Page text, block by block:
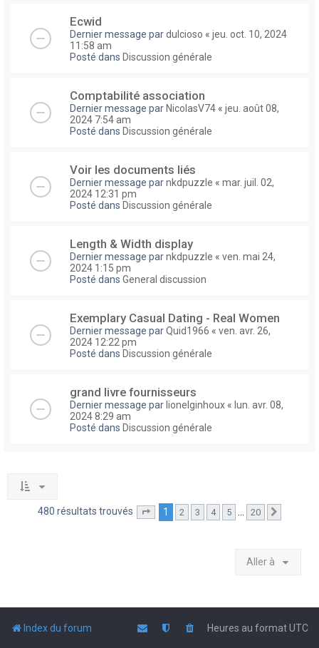
Ecwid
Dernier message pardulcioso « jeu. oct. 10, 2024
11:58 am
Posté dans Discussion générale
Comptabilité association
Dernier message par NicolasV74 « jeu. août 08,
2024 7:54 am
Posté dans Discussion générale
Voir les documents liés
Dernier message parnkdpuzzle « mar. juil. 02,
2024 12:31 pm
Posté dans Discussion générale
Length & Width display
Dernier message parnkdpuzzle « ven. mai 24,
2024 1:15 pm
Posté dans General discussion
Exemplary Сasual Dating - Real Women
Dernier message parQuid1966 « ven. avr. 26,
2024 12:22 pm
Posté dans Discussion générale
grand livre fournisseurs
Dernier message par lionelginhoux « lun. avr. 08,
2024 8:29 am
Posté dans Discussion générale
480 résultats trouvés Page sur20
1 2 3 4 5 … 20
Aller à
Index du forum Heures au formatUTC